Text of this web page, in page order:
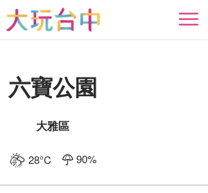
開
六寶公園
大雅區
28°C 90%